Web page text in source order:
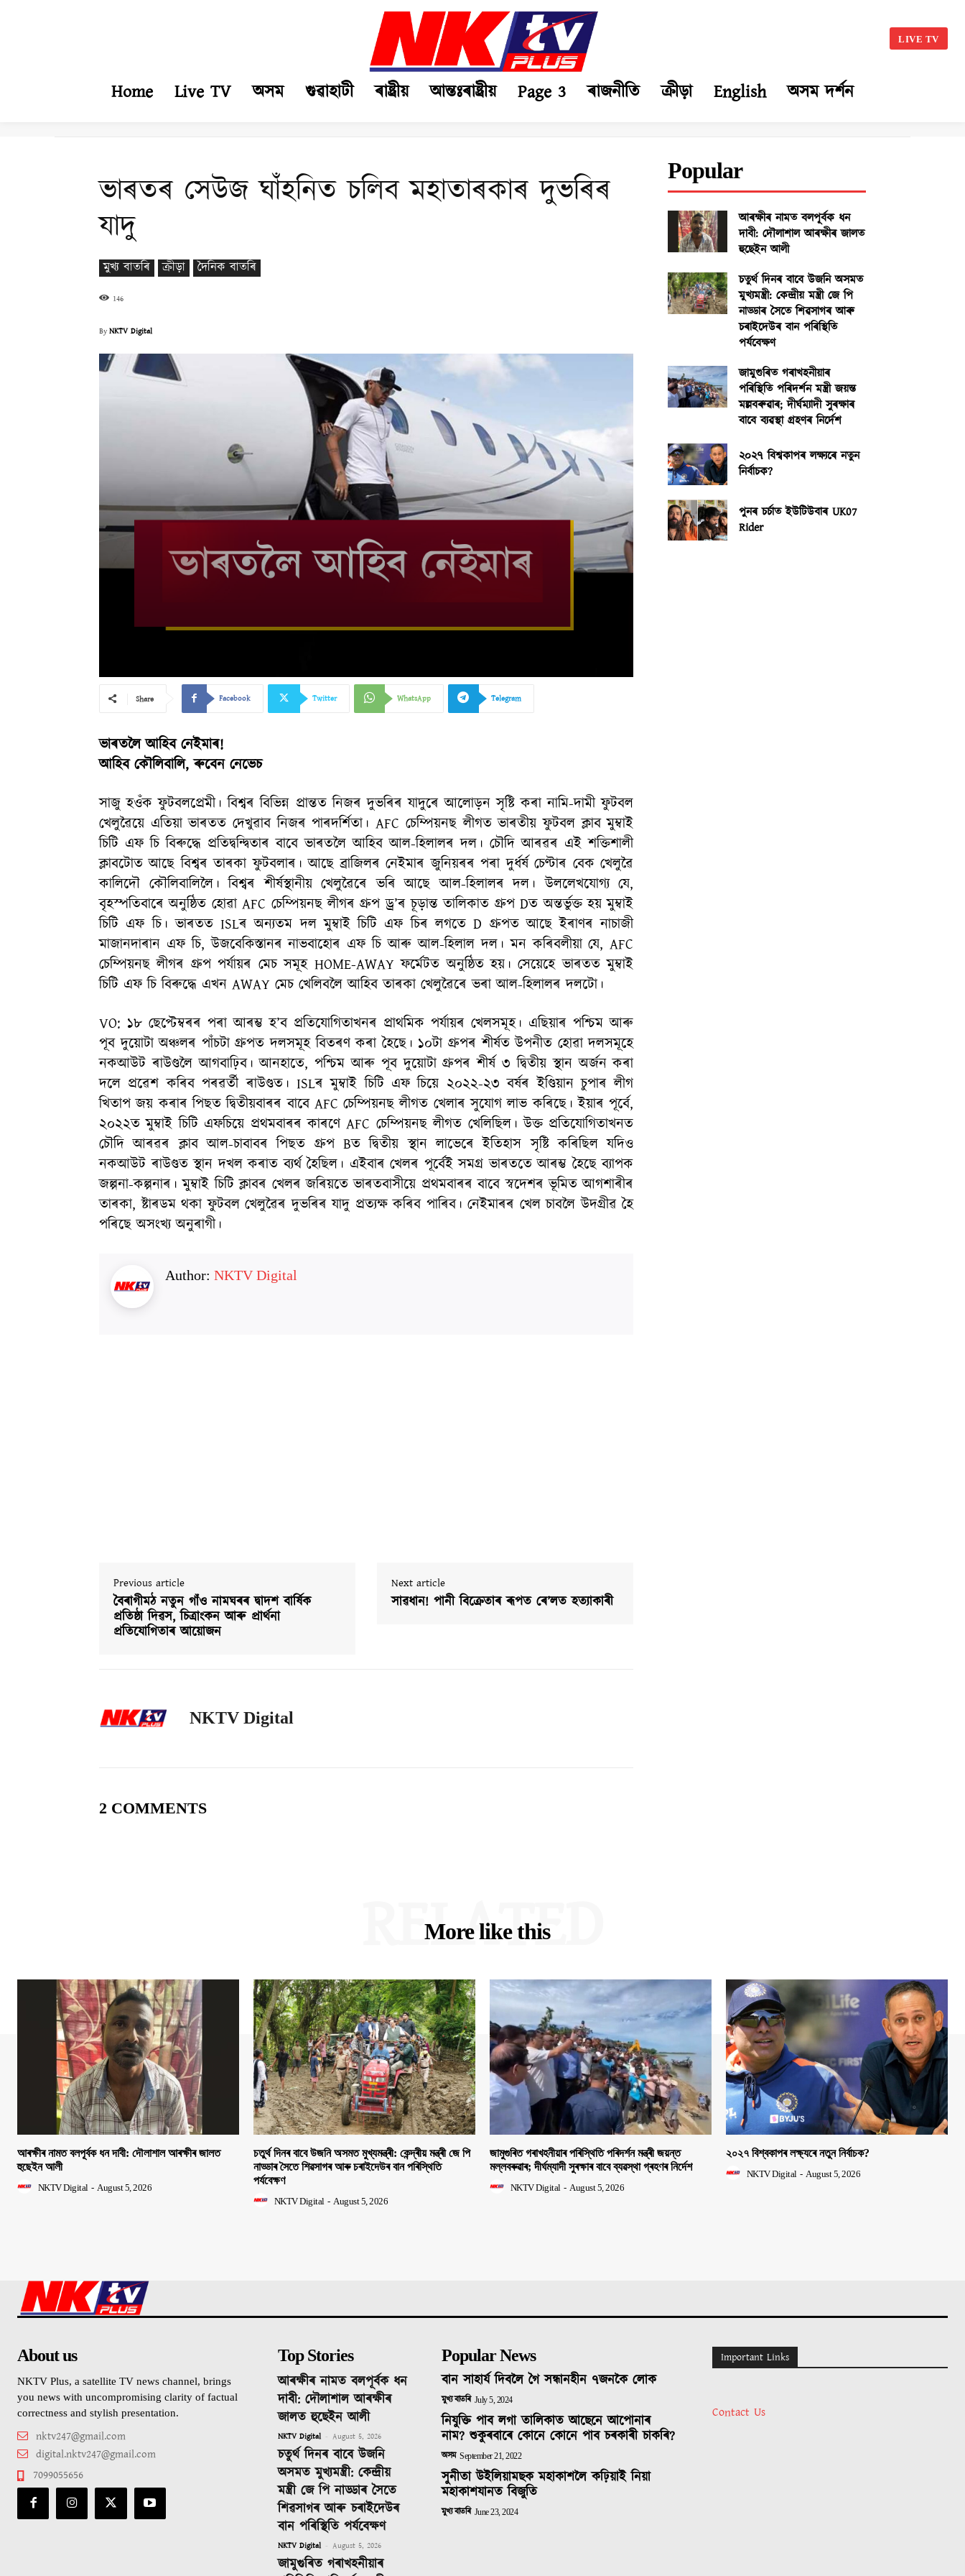
LIVE TV
Home Live TV অসম গুৱাহাটী ৰাষ্ট্ৰীয় আন্তঃৰাষ্ট্ৰীয় Page 3 ৰাজনীতি ক্ৰীড়া English অসম দৰ্শন
ভাৰতৰ সেউজ ঘাঁহনিত চলিব মহাতাৰকাৰ দুভৰিৰ
যাদু
মুখ্য বাতৰি ক্ৰীড়া দৈনিক বাতৰি
146
ByNKTV Digital
Share Facebook Twitter WhatsApp Telegram
ভাৰতলৈ আহিব নেইমাৰ!
আহিব কৌলিবালি, ৰুবেন নেভেচ
সাজু হওঁক ফুটবলপ্ৰেমী। বিশ্বৰ বিভিন্ন প্ৰান্তত নিজৰ দুভৰিৰ যাদুৰে আলোড়ন সৃষ্টি কৰা নামি-দামী ফুটবল
খেলুৱৈয়ে এতিয়া ভাৰতত দেখুৱাব নিজৰ পাৰদৰ্শিতা। AFC চেম্পিয়নছ লীগত ভাৰতীয় ফুটবল ক্লাব মুম্বাই
চিটি এফ চি বিৰুদ্ধে প্ৰতিদ্বন্দ্বিতাৰ বাবে ভাৰতলৈ আহিব আল-হিলালৰ দল। চৌদি আৰৱৰ এই শক্তিশালী
ক্লাবটোত আছে বিশ্বৰ তাৰকা ফুটবলাৰ। আছে ব্ৰাজিলৰ নেইমাৰ জুনিয়ৰৰ পৰা দুৰ্ধৰ্ষ চেণ্টাৰ বেক খেলুৱৈ
কালিদৌ কৌলিবালিলৈ। বিশ্বৰ শীৰ্ষস্থানীয় খেলুৱৈৰে ভৰি আছে আল-হিলালৰ দল। উললেখযোগ্য যে,
বৃহস্পতিবাৰে অনুষ্ঠিত হোৱা AFC চেম্পিয়নছ লীগৰ গ্ৰুপ ড্ৰ’ৰ চূড়ান্ত তালিকাত গ্ৰুপ Dত অন্তৰ্ভুক্ত হয় মুম্বাই
চিটি এফ চি। ভাৰতত ISLৰ অন্যতম দল মুম্বাই চিটি এফ চিৰ লগতে D গ্ৰুপত আছে ইৰাণৰ নাচাজী
মাজানদাৰান এফ চি, উজবেকিস্তানৰ নাভবাহোৰ এফ চি আৰু আল-হিলাল দল। মন কৰিবলীয়া যে, AFC
চেম্পিয়নছ লীগৰ গ্ৰুপ পৰ্যায়ৰ মেচ সমূহ HOME-AWAY ফৰ্মেটত অনুষ্ঠিত হয়। সেয়েহে ভাৰতত মুম্বাই
চিটি এফ চি বিৰুদ্ধে এখন AWAY মেচ খেলিবলৈ আহিব তাৰকা খেলুৱৈৰে ভৰা আল-হিলালৰ দলটো।
VO: ১৮ ছেপ্টেম্বৰৰ পৰা আৰম্ভ হ’ব প্ৰতিযোগিতাখনৰ প্ৰাথমিক পৰ্যায়ৰ খেলসমূহ। এছিয়াৰ পশ্চিম আৰু
পূব দুয়োটা অঞ্চলৰ পাঁচটা গ্ৰুপত দলসমূহ বিতৰণ কৰা হৈছে। ১০টা গ্ৰুপৰ শীৰ্ষত উপনীত হোৱা দলসমূহে
নকআউট ৰাউণ্ডলৈ আগবাঢ়িব। আনহাতে, পশ্চিম আৰু পূব দুয়োটা গ্ৰুপৰ শীৰ্ষ ৩ দ্বিতীয় স্থান অৰ্জন কৰা
দলে প্ৰৱেশ কৰিব পৰৱৰ্তী ৰাউণ্ডত। ISLৰ মুম্বাই চিটি এফ চিয়ে ২০২২-২৩ বৰ্ষৰ ইণ্ডিয়ান চুপাৰ লীগ
খিতাপ জয় কৰাৰ পিছত দ্বিতীয়বাৰৰ বাবে AFC চেম্পিয়নছ লীগত খেলাৰ সুযোগ লাভ কৰিছে। ইয়াৰ পূৰ্বে,
২০২২ত মুম্বাই চিটি এফচিয়ে প্ৰথমবাৰৰ কাৰণে AFC চেম্পিয়নছ লীগত খেলিছিল। উক্ত প্ৰতিযোগিতাখনত
চৌদি আৰৱৰ ক্লাব আল-চাবাবৰ পিছত গ্ৰুপ Bত দ্বিতীয় স্থান লাভেৰে ইতিহাস সৃষ্টি কৰিছিল যদিও
নকআউট ৰাউণ্ডত স্থান দখল কৰাত ব্যৰ্থ হৈছিল। এইবাৰ খেলৰ পূৰ্বেই সমগ্ৰ ভাৰততে আৰম্ভ হৈছে ব্যাপক
জল্পনা-কল্পনাৰ। মুম্বাই চিটি ক্লাবৰ খেলৰ জৰিয়তে ভাৰতবাসীয়ে প্ৰথমবাৰৰ বাবে স্বদেশৰ ভূমিত আগশাৰীৰ
তাৰকা, ষ্টাৰডম থকা ফুটবল খেলুৱৈৰ দুভৰিৰ যাদু প্ৰত্যক্ষ কৰিব পাৰিব। নেইমাৰৰ খেল চাবলৈ উদগ্ৰীৱ হৈ
পৰিছে অসংখ্য অনুৰাগী।
Author: NKTV Digital
Previous article
বৈৰাগীমঠ নতুন গাঁও নামঘৰৰ দ্বাদশ বাৰ্ষিক
প্ৰতিষ্ঠা দিৱস, চিত্ৰাংকন আৰু প্ৰাৰ্থনা
প্ৰতিযোগিতাৰ আয়োজন
Next article
সাৱধান! পানী বিক্ৰেতাৰ ৰূপত ৰে’লত হত্যাকাৰী
NKTV Digital
2 COMMENTS
Popular
আৰক্ষীৰ নামত বলপূৰ্বক ধন
দাবী: দৌলাশাল আৰক্ষীৰ জালত
হুছেইন আলী
চতুৰ্থ দিনৰ বাবে উজনি অসমত
মুখ্যমন্ত্ৰী: কেন্দ্ৰীয় মন্ত্ৰী জে পি
নাড্ডাৰ সৈতে শিৱসাগৰ আৰু
চৰাইদেউৰ বান পৰিস্থিতি
পৰ্যবেক্ষণ
জামুগুৰিত গৰাখহনীয়াৰ
পৰিস্থিতি পৰিদৰ্শন মন্ত্ৰী জয়ন্ত
মল্লবৰুৱাৰ; দীৰ্ঘম্যাদী সুৰক্ষাৰ
বাবে ব্যৱস্থা গ্ৰহণৰ নিৰ্দেশ
২০২৭ বিশ্বকাপৰ লক্ষ্যৰে নতুন
নিৰ্বাচক?
পুনৰ চৰ্চাত ইউটিউবাৰ UK07
Rider
More like this
RELATED
আৰক্ষীৰ নামত বলপূৰ্বক ধন দাবী: দৌলাশাল আৰক্ষীৰ জালত
হুছেইন আলী
NKTV Digital - August 5, 2026
চতুৰ্থ দিনৰ বাবে উজনি অসমত মুখ্যমন্ত্ৰী: কেন্দ্ৰীয় মন্ত্ৰী জে পি
নাড্ডাৰ সৈতে শিৱসাগৰ আৰু চৰাইদেউৰ বান পৰিস্থিতি
পৰ্যবেক্ষণ
NKTV Digital - August 5, 2026
জামুগুৰিত গৰাখহনীয়াৰ পৰিস্থিতি পৰিদৰ্শন মন্ত্ৰী জয়ন্ত
মল্লবৰুৱাৰ; দীৰ্ঘম্যাদী সুৰক্ষাৰ বাবে ব্যৱস্থা গ্ৰহণৰ নিৰ্দেশ
NKTV Digital - August 5, 2026
২০২৭ বিশ্বকাপৰ লক্ষ্যৰে নতুন নিৰ্বাচক?
NKTV Digital - August 5, 2026
About us
NKTV Plus, a satellite TV news channel, brings
you news with uncompromising clarity of factual
correctness and stylish presentation.
nktv247@gmail.com
digital.nktv247@gmail.com
7099055656
Top Stories
আৰক্ষীৰ নামত বলপূৰ্বক ধন
দাবী: দৌলাশাল আৰক্ষীৰ
জালত হুছেইন আলী
NKTV Digital - August 5, 2026
চতুৰ্থ দিনৰ বাবে উজনি
অসমত মুখ্যমন্ত্ৰী: কেন্দ্ৰীয়
মন্ত্ৰী জে পি নাড্ডাৰ সৈতে
শিৱসাগৰ আৰু চৰাইদেউৰ
বান পৰিস্থিতি পৰ্যবেক্ষণ
NKTV Digital - August 5, 2026
জামুগুৰিত গৰাখহনীয়াৰ
Popular News
বান সাহাৰ্য দিবলৈ গৈ সন্ধানহীন ৭জনকৈ লোক
মুখ্য বাতৰি July 5, 2024
নিযুক্তি পাব লগা তালিকাত আছেনে আপোনাৰ
নাম? শুকুৰবাৰে কোনে কোনে পাব চৰকাৰী চাকৰি?
অসম September 21, 2022
সুনীতা উইলিয়ামছক মহাকাশলৈ কঢ়িয়াই নিয়া
মহাকাশযানত বিজুতি
মুখ্য বাতৰি June 23, 2024
Important Links
Contact Us